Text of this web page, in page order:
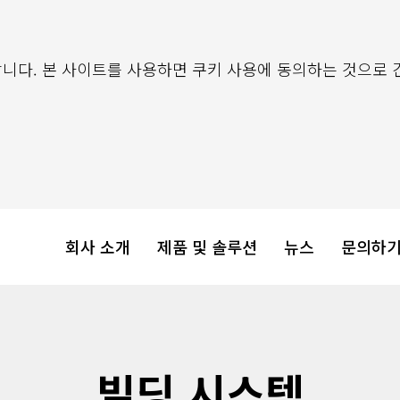
다. 본 사이트를 사용하면 쿠키 사용에 동의하는 것으로
회사 소개 제품 및 솔루션 뉴스 문의하기